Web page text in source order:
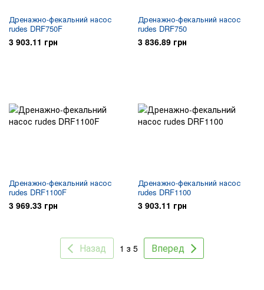
Дренажно-фекальний насос
rudes DRF750F
3 903.11 грн
Дренажно-фекальний насос
rudes DRF750
3 836.89 грн
Дренажно-фекальний насос
rudes DRF1100F
3 969.33 грн
Дренажно-фекальний насос
rudes DRF1100
3 903.11 грн
Назад 1 з 5 Вперед